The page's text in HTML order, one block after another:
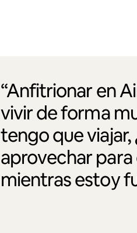
“Anfitrionar en
vivir de forma
tengo que
aprovechar
mientras estoy